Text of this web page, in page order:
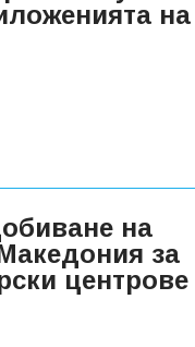
на
на
за
центрове